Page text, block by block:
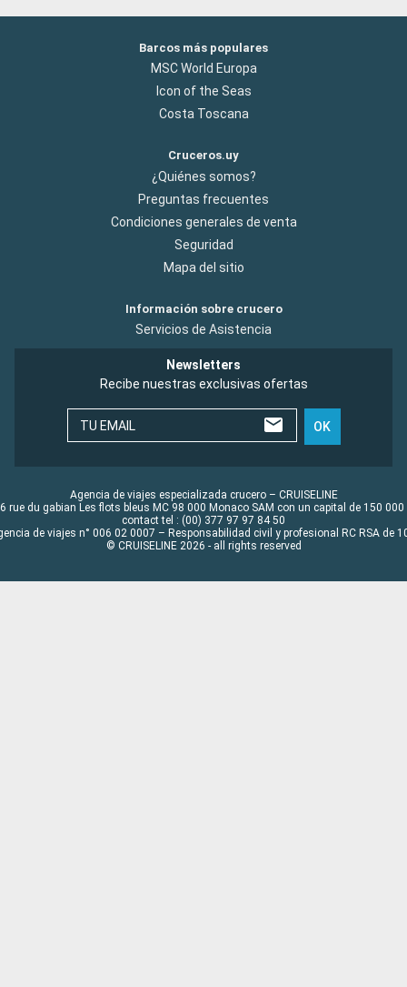
Barcos más populares
MSC World Europa
Icon of the Seas
Costa Toscana
Cruceros.uy
¿Quiénes somos?
Preguntas frecuentes
Condiciones generales de venta
Seguridad
Mapa del sitio
Información sobre crucero
Servicios de Asistencia
Newsletters
Recibe nuestras exclusivas ofertas
TU EMAIL OK
Agencia de viajes especializada crucero – CRUISELINE
rue du gabian Les flots bleus MC 98 000 Monaco SAM con un capital de 150 000
contact tel : (00) 377 97 97 84 50
de viajes n° 006 02 0007 – Responsabilidad civil y profesional RC RSA de
© CRUISELINE 2026 - all rights reserved